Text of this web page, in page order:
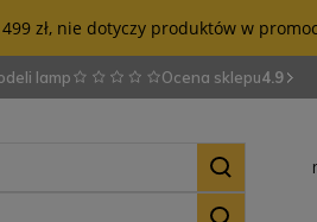
zł, nie dotyczy produktów w
lamp Ocena sklepu4.9